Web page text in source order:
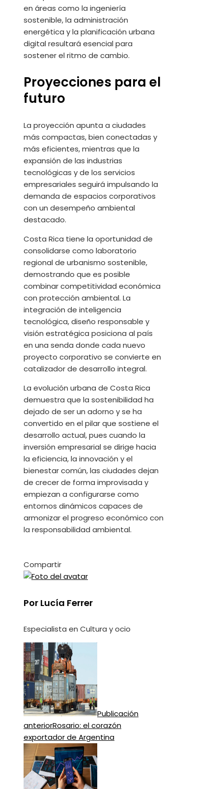
en áreas como la ingeniería
sostenible, la administración
energética y la planificación urbana
digital resultará esencial para
sostener el ritmo de cambio.
Proyecciones para el
futuro
La proyección apunta a ciudades
más compactas, bien conectadas y
más eficientes, mientras que la
expansión de las industrias
tecnológicas y de los servicios
empresariales seguirá impulsando la
demanda de espacios corporativos
con un desempeño ambiental
destacado.
Costa Rica tiene la oportunidad de
consolidarse como laboratorio
regional de urbanismo sostenible,
demostrando que es posible
combinar competitividad económica
con protección ambiental. La
integración de inteligencia
tecnológica, diseño responsable y
visión estratégica posiciona al país
en una senda donde cada nuevo
proyecto corporativo se convierte en
catalizador de desarrollo integral.
La evolución urbana de Costa Rica
demuestra que la sostenibilidad ha
dejado de ser un adorno y se ha
convertido en el pilar que sostiene el
desarrollo actual, pues cuando la
inversión empresarial se dirige hacia
la eficiencia, la innovación y el
bienestar común, las ciudades dejan
de crecer de forma improvisada y
empiezan a configurarse como
entornos dinámicos capaces de
armonizar el progreso económico con
la responsabilidad ambiental.
Compartir
Facebook
Twitter
LinkedIn
Pinterest
Stumbleupon
Email
Por Lucía Ferrer
Especialista en Cultura y ocio
Publicación
anteriorRosario: el corazón
exportador de Argentina